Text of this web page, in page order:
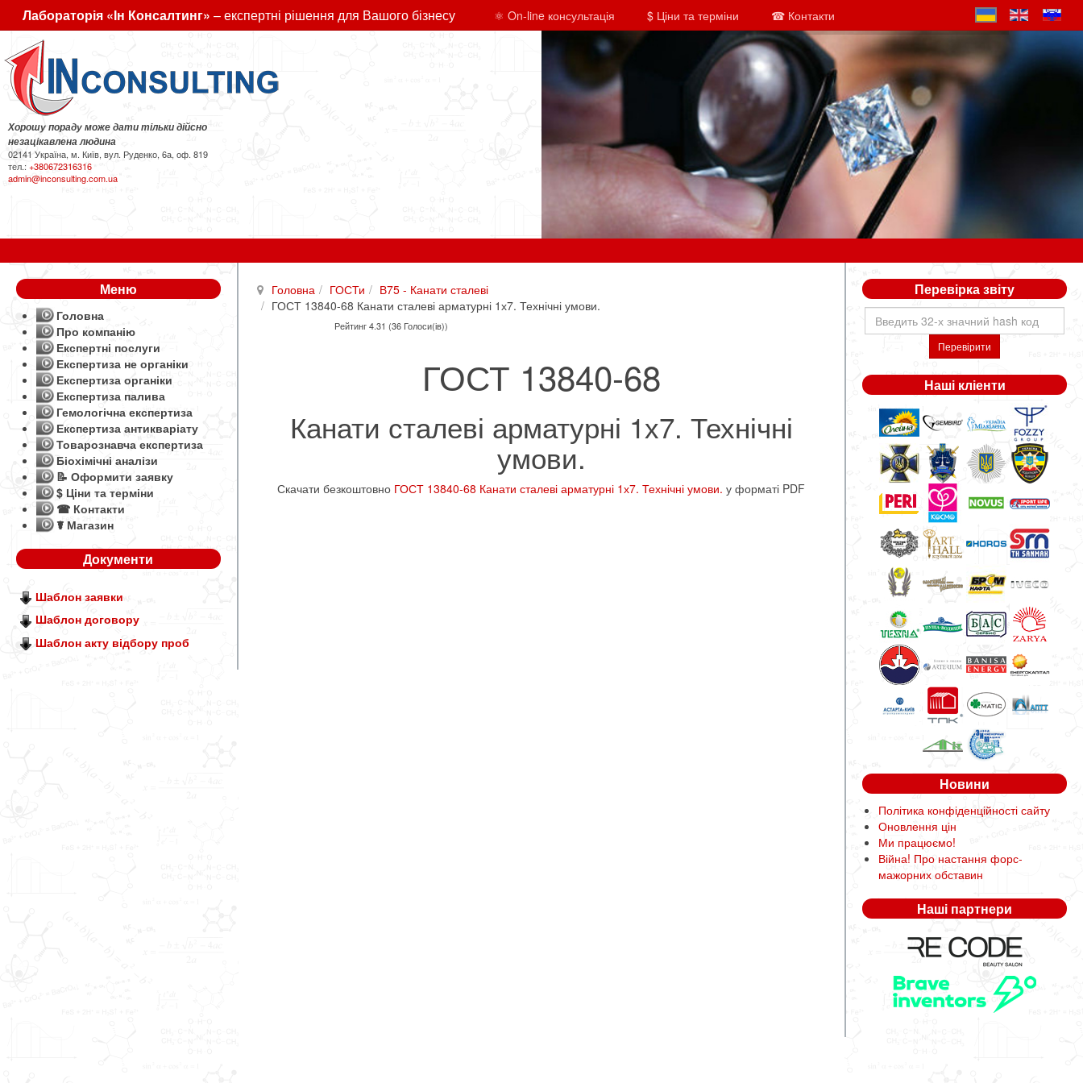
Лабораторія «Ін Консалтинг» – експертні рішення для Вашого бізнесу ⚛ On-line консультація $ Ціни та терміни ☎ Контакти
Хорошу пораду може дати тільки дійсно
незацікавлена людина
02141 Україна, м. Київ, вул. Руденко, 6а, оф. 819
тел.:+380672316316
admin@inconsulting.com.ua
Головна ГОСТи
В75 - Канати сталеві
ГОСТ 13840-68 Канати сталеві арматурні 1х7. Технічні умови.
Рейтинг 4.31 (36 Голоси(ів))
ГОСТ 13840-68
Канати сталеві арматурні 1х7. Технічні
умови.
Скачати безкоштовно ГОСТ 13840-68 Канати сталеві арматурні 1х7. Технічні умови. у форматі PDF
Меню
Головна
Про компанію
Експертні послуги
Експертиза не органіки
Експертиза органіки
Експертиза палива
Гемологічна експертиза
Експертиза антикваріату
Товарознавча експертиза
Біохімічні аналізи
📝 Оформити заявку
$ Ціни та терміни
☎ Контакти
☤ Магазин
Документи
Шаблон заявки
Шаблон договору
Шаблон акту відбору проб
Перевірка звіту
Перевірити
Наші кліенти
Новини
Політика конфіденційності сайту
Оновлення цін
Ми працюємо!
Війна! Про настання форс-
мажорних обставин
Наші партнери